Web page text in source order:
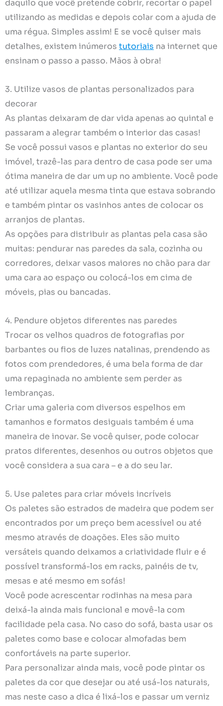
daquilo que você pretende cobrir, recortar o papel
utilizando as medidas e depois colar com a ajuda de
uma régua. Simples assim! E se você quiser mais
detalhes, existem inúmeros tutoriais na internet que
ensinam o passo a passo. Mãos à obra!
3. Utilize vasos de plantas personalizados para
decorar
As plantas deixaram de dar vida apenas ao quintal e
passaram a alegrar também o interior das casas!
Se você possui vasos e plantas no exterior do seu
imóvel, trazê-las para dentro de casa pode ser uma
ótima maneira de dar um up no ambiente. Você pode
até utilizar aquela mesma tinta que estava sobrando
e também pintar os vasinhos antes de colocar os
arranjos de plantas.
As opções para distribuir as plantas pela casa são
muitas: pendurar nas paredes da sala, cozinha ou
corredores, deixar vasos maiores no chão para dar
uma cara ao espaço ou colocá-los em cima de
móveis, pias ou bancadas.
4. Pendure objetos diferentes nas paredes
Trocar os velhos quadros de fotografias por
barbantes ou fios de luzes natalinas, prendendo as
fotos com prendedores, é uma bela forma de dar
uma repaginada no ambiente sem perder as
lembranças.
Criar uma galeria com diversos espelhos em
tamanhos e formatos desiguais também é uma
maneira de inovar. Se você quiser, pode colocar
pratos diferentes, desenhos ou outros objetos que
você considera a sua cara – e a do seu lar.
5. Use paletes para criar móveis incríveis
Os paletes são estrados de madeira que podem ser
encontrados por um preço bem acessível ou até
mesmo através de doações. Eles são muito
versáteis quando deixamos a criatividade fluir e é
possível transformá-los em racks, painéis de tv,
mesas e até mesmo em sofás!
Você pode acrescentar rodinhas na mesa para
deixá-la ainda mais funcional e movê-la com
facilidade pela casa. No caso do sofá, basta usar os
paletes como base e colocar almofadas bem
confortáveis na parte superior.
Para personalizar ainda mais, você pode pintar os
paletes da cor que desejar ou até usá-los naturais,
mas neste caso a dica é lixá-los e passar um verniz